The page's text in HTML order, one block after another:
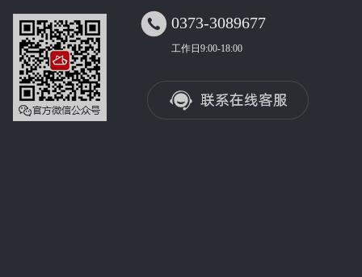
 0373-3089677
工作日9:00-18:00